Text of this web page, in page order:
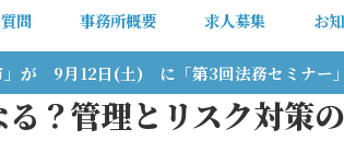
問 事務所概要 求人募集 お
が 9月12日(土) に「第3回法務セミナー
？管理とリスク対策